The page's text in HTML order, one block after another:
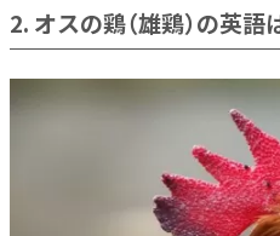
2. オスの鶏（雄鶏）の英語